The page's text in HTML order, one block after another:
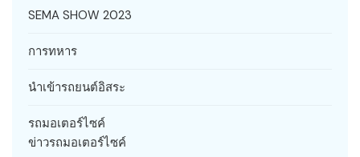
SEMA SHOW 2023
การทหาร
นำเข้ารถยนต์อิสระ
รถมอเตอร์ไซค์
ข่าวรถมอเตอร์ไซค์